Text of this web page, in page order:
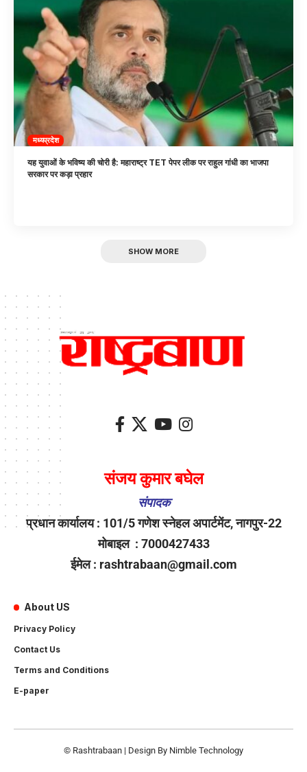
मध्यप्रदेश
यह युवाओं के भविष्य की चोरी है: महाराष्ट्र TET पेपर लीक पर राहुल गांधी का भाजपा
सरकार पर कड़ा प्रहार
SHOW MORE
संजय कुमार बघेल
संपादक
प्रधान कार्यालय : 101/5 गणेश स्नेहल अपार्टमेंट, नागपुर-22
मोबाइल : 7000427433
ईमेल : rashtrabaan@gmail.com
About US
Privacy Policy
Contact Us
Terms and Conditions
E-paper
© Rashtrabaan | Design By Nimble Technology